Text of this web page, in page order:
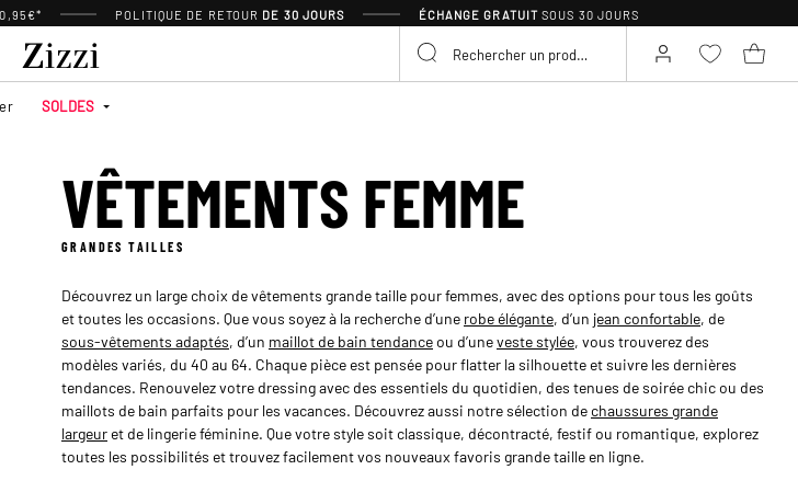
0,95€* POLITIQUE DE RETOUR DE 30 JOURS ÉCHANGE GRATUIT SOUS 30 JOURS
SOLDES
VÊTEMENTS FEMME
GRANDES TAILLES
Découvrez un large choix de vêtements grande taille pour femmes, avec des options pour tous les goûts
et toutes les occasions. Que vous soyez à la recherche d’une robe élégante, d’un jean confortable, de
sous-vêtements adaptés, d’un maillot de bain tendanceou d’uneveste stylée, vous trouverez des
modèles variés, du 40 au 64. Chaque pièce est pensée pour flatter la silhouette et suivre les dernières
tendances. Renouvelez votre dressing avec des essentiels du quotidien, des tenues de soirée chic ou des
maillots de bain parfaits pour les vacances. Découvrez aussi notre sélection dechaussures grande
largeur et de lingerie féminine. Que votre style soit classique, décontracté, festif ou romantique, explorez
toutes les possibilités et trouvez facilement vos nouveaux favoris grande taille en ligne.